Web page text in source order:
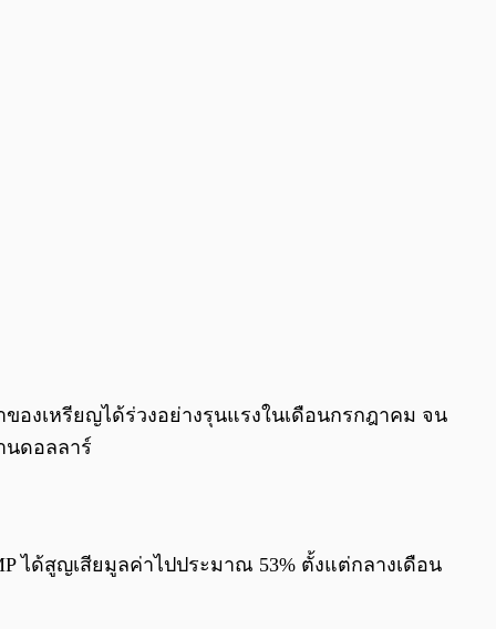
องเหรียญได้ร่วงอย่างรุนแรงในเดือนกรกฎาคม จน
นดอลลาร์
ได้สูญเสียมูลค่าไปประมาณ 53% ตั้งแต่กลางเดือน